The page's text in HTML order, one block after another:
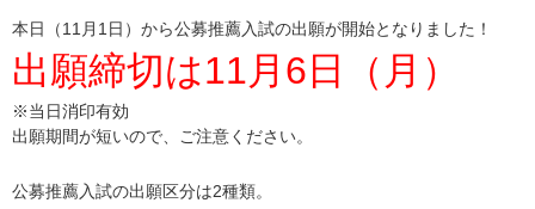
本日（11月1日）から公募推薦入試の出願が開始となりました！
出願締切は11月6日（月）
※当日消印有効
出願期間が短いので、ご注意ください。
公募推薦入試の出願区分は2種類。